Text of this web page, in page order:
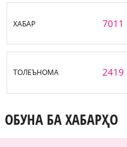
ХАБАР 7011
ТОЛЕЪНОМА 2419
ОБУНА БА ХАБАРҲО